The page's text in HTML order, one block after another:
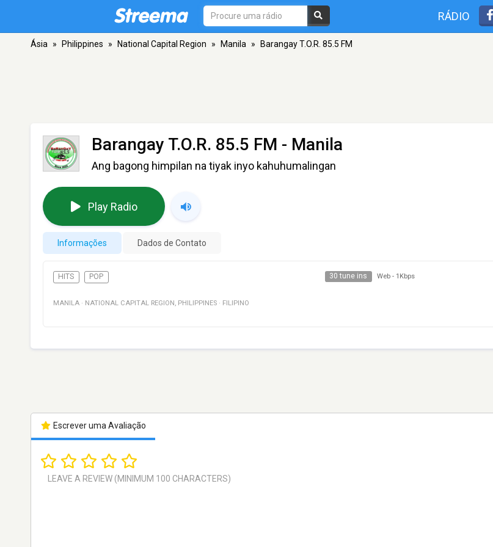
RÁDIO
Ásia » Philippines » National Capital Region » Manila » Barangay T.O.R. 85.5 FM
Barangay T.O.R. 85.5 FM - Manila
Ang bagong himpilan na tiyak inyo kahuhumalingan
Play Radio
Informações Dados de Contato
HITS POP 30 tune ins Web - 1Kbps
MANILA · NATIONAL CAPITAL REGION , PHILIPPINES · FILIPINO
Escrever uma Avaliação